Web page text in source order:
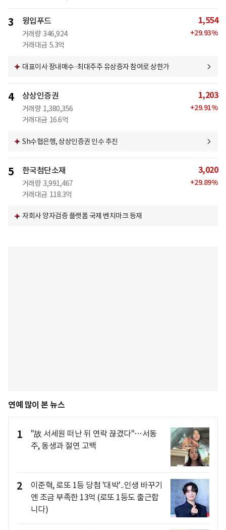
3 윙입푸드
거래량 346,924
거래대금 5.3억
1,554
+29.93%
대표이사 장내매수·최대주주 유상증자 참여로 상한가
4 상상인증권
거래량 1,380,356
거래대금 16.6억
1,203
+29.91%
Sh수협은행, 상상인증권 인수 추진
5 한국첨단소재
거래량 3,991,467
거래대금 118.3억
3,020
+29.89%
자회사 양자검증 플랫폼 국제 벤치마크 등재
연예 많이 본 뉴스
1
"故 서세원 떠난 뒤 연락 끊겼다"…서동
주, 동생과 절연 고백
2
이준혁, 로또 1등 당첨 '대박'..인생 바꾸기
엔 조금 부족한 13억 (로또 1등도 출근합
니다)